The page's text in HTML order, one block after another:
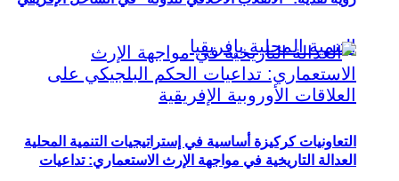
التعاونيات كركيزة أساسية في إستراتيجيات التنمية المحلية
العدالة التاريخية في مواجهة الإرث الاستعماري: تداعيات